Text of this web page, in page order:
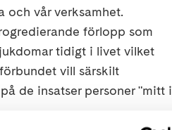
och vår verksamhet.
förlopp som
tidigt i livet vilket
vill särskilt
de insatser personer "mitt i